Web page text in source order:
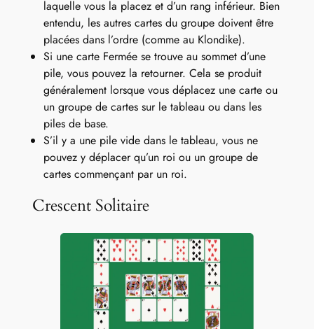
laquelle vous la placez et d’un rang inférieur. Bien
entendu, les autres cartes du groupe doivent être
placées dans l’ordre (comme au Klondike).
Si une carte Fermée se trouve au sommet d’une
pile, vous pouvez la retourner. Cela se produit
généralement lorsque vous déplacez une carte ou
un groupe de cartes sur le tableau ou dans les
piles de base.
S’il y a une pile vide dans le tableau, vous ne
pouvez y déplacer qu’un roi ou un groupe de
cartes commençant par un roi.
Crescent Solitaire